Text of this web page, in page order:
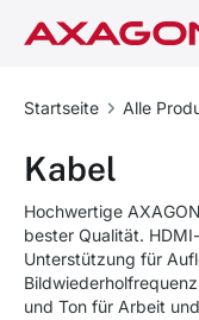
Startseite Alle
Kabel
Hochwertige
bester Qualität.
Unterstützung für
und Ton für Arbeit